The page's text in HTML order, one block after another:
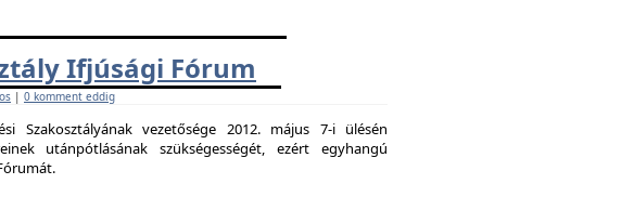
Ifjúsági Fórum
| 0 komment eddig
Szakosztályának vezetősége 2012. május 7-i ülésén
utánpótlásának szükségességét, ezért egyhangú